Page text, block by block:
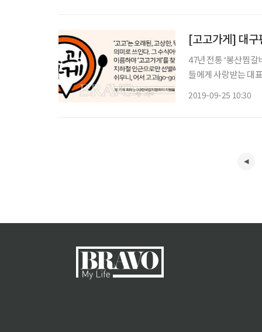
[고고가게] 대
47년 전통 ‘봉산찜갈비’ 대구광역시청 인근 ‘동인동 찜갈비골목’은 지역민을 비
들에게 사랑받는 대
2019-09-25 10:30